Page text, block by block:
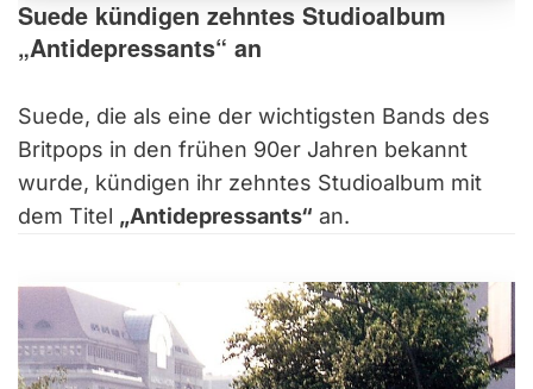
Suede kündigen zehntes Studioalbum
„Antidepressants“ an
Suede, die als eine der wichtigsten Bands des
Britpops in den frühen 90er Jahren bekannt
wurde, kündigen ihr zehntes Studioalbum mit
dem Titel „Antidepressants“ an.